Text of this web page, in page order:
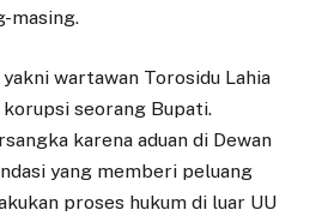
masing.
wartawan Torosidu Lahia
seorang Bupati.
karena aduan di Dewan
yang memberi peluang
proses hukum di luar UU